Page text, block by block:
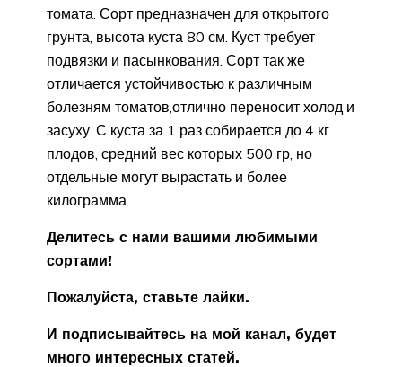
томата. Сорт предназначен для открытого
грунта, высота куста 80 см. Куст требует
подвязки и пасынкования. Сорт так же
отличается устойчивостью к различным
болезням томатов,отлично переносит холод и
засуху. С куста за 1 раз собирается до 4 кг
плодов, средний вес которых 500 гр, но
отдельные могут вырастать и более
килограмма.
Делитесь с нами вашими любимыми
сортами!
Пожалуйста, ставьте лайки.
И подписывайтесь на мой канал, будет
много интересных статей.